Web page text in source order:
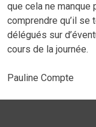
que cela ne manque
comprendre qu’il
délégués sur
cours de la journée.
Pauline Compte